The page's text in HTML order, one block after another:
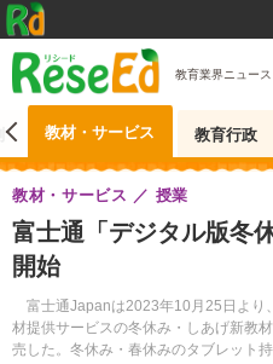
教育業界ニュース
教材・サービス 教育行政
富士通「デジタル版冬
開始
富士通Japanは2023年10月25日より
材提供サービスの冬休み・しあげ新教
売した。冬休み・春休みのタブレット
教材・サービス 授業